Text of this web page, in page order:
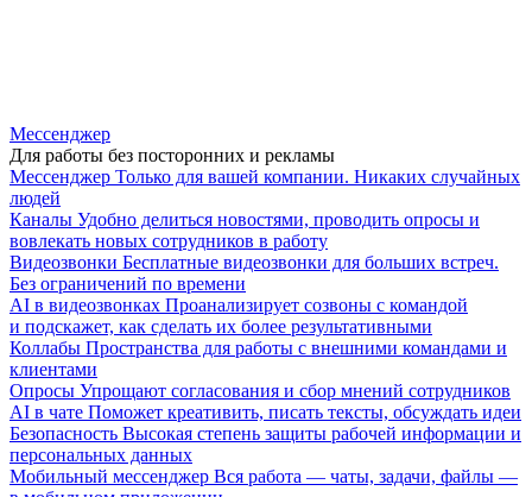
Мессенджер
Для работы без посторонних и рекламы
Мессенджер Только для вашей компании. Никаких случайных
людей
Каналы Удобно делиться новостями, проводить опросы и
вовлекать новых сотрудников в работу
Видеозвонки Бесплатные видеозвонки для больших встреч.
Без ограничений по времени
AI в видеозвонках Проанализирует созвоны с командой
и подскажет, как сделать их более результативными
Коллабы Пространства для работы с внешними командами и
клиентами
Опросы Упрощают согласования и сбор мнений сотрудников
AI в чате Поможет креативить, писать тексты, обсуждать идеи
Безопасность Высокая степень защиты рабочей информации и
персональных данных
Мобильный мессенджер Вся работа — чаты, задачи, файлы —